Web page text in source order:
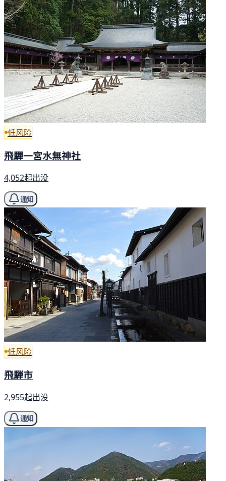
低风险
飛驒一宮水無神社
4,052起出没
通知
低风险
飛騨市
2,955起出没
通知